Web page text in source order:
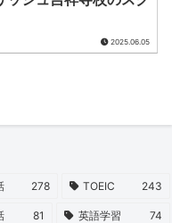
2025.06.05
278 TOEIC 243
81 英語学習 74